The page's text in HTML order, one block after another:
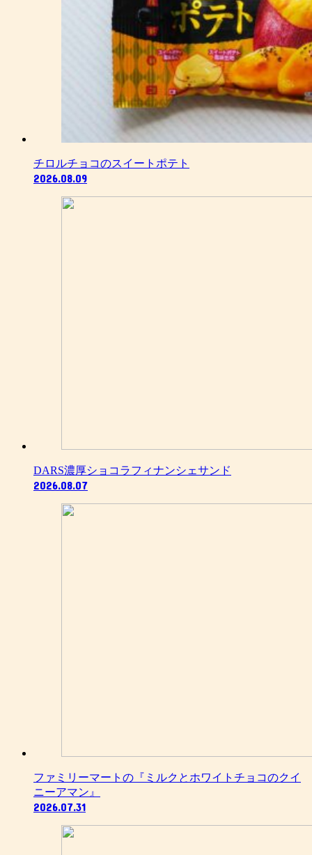
チロルチョコのスイートポテト
2026.08.09
DARS濃厚ショコラフィナンシェサンド
2026.08.07
ファミリーマートの『ミルクとホワイトチョコのクイ
ニーアマン』
2026.07.31